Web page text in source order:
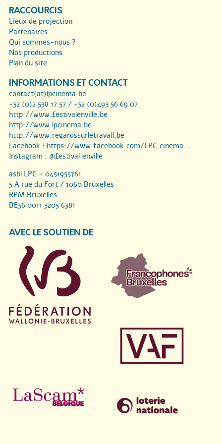
RACCOURCIS
Lieux de projection
Partenaires
Qui sommes-nous ?
Nos productions
Plan du site
INFORMATIONS ET CONTACT
contact(at)lpcinema.be
+32 (0)2 538 17 57 / +32 (0)493 56 69 07
http://www.festivalenville.be
http://www.lpcinema.be
http://www.regardssurletravail.be
Facebook : https://www.facebook.com/LPC.cinema...
Instagram : @festival.enville
asbl LPC - 0451955761
5 A rue du Fort / 1060 Bruxelles
RPM Bruxelles
BE36 0011 3205 6381
AVEC LE SOUTIEN DE